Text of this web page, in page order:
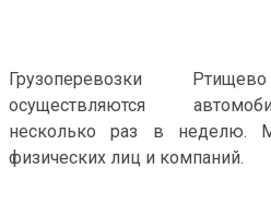
Грузоперевозки
осуществляются
несколько раз в неделю.
физических лиц и компаний.